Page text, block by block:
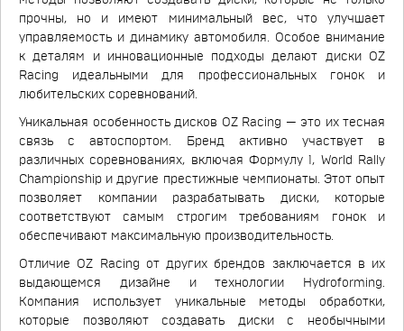
прочны, но и имеют минимальный вес, что улучшает
управляемость и динамику автомобиля. Особое внимание
к деталям и инновационные подходы делают диски OZ
Racing идеальными для профессиональных гонок и
любительских соревнований.
Уникальная особенность дисков OZ Racing — это их тесная
связь с автоспортом. Бренд активно участвует в
различных соревнованиях, включая Формулу 1, World Rally
Championship и другие престижные чемпионаты. Этот опыт
позволяет компании разрабатывать диски, которые
соответствуют самым строгим требованиям гонок и
обеспечивают максимальную производительность.
Отличие OZ Racing от других брендов заключается в их
выдающемся дизайне и технологии Hydroforming.
Компания использует уникальные методы обработки,
которые позволяют создавать диски с необычными